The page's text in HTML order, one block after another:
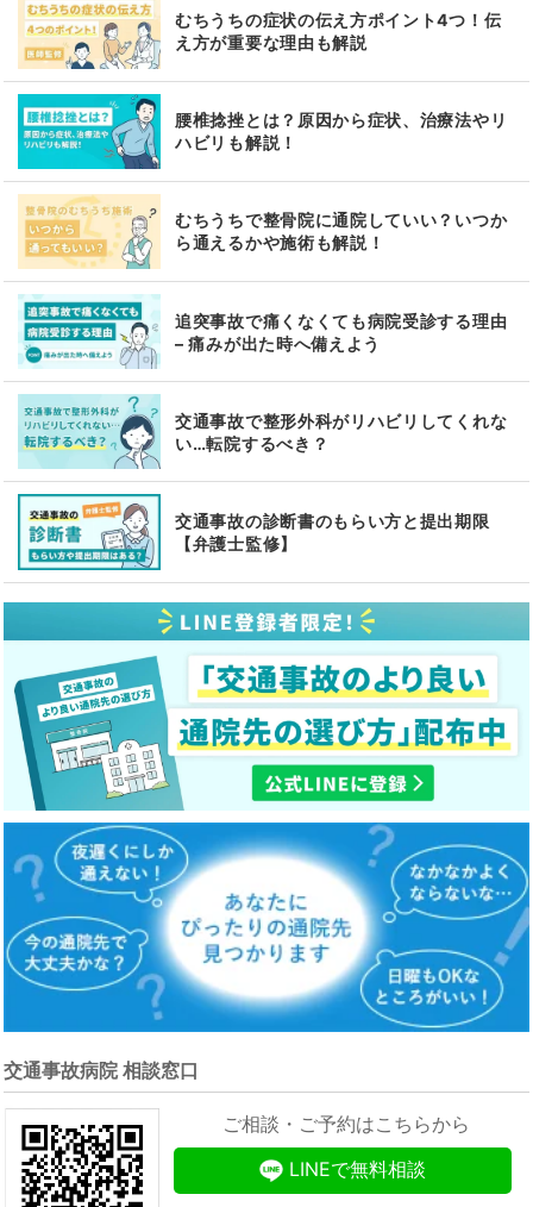
むちうちの症状の伝え方ポイント4つ！伝
え方が重要な理由も解説
腰椎捻挫とは？原因から症状、治療法やリ
ハビリも解説！
むちうちで整骨院に通院していい？いつか
ら通えるかや施術も解説！
追突事故で痛くなくても病院受診する理由
– 痛みが出た時へ備えよう
交通事故で整形外科がリハビリしてくれな
い…転院するべき？
交通事故の診断書のもらい方と提出期限
【弁護士監修】
交通事故病院 相談窓口
ご相談・ご予約はこちらから
LINEで無料相談